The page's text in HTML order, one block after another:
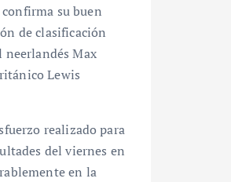
su buen
de clasificación
Max
Lewis
realizado para
del viernes en
en la